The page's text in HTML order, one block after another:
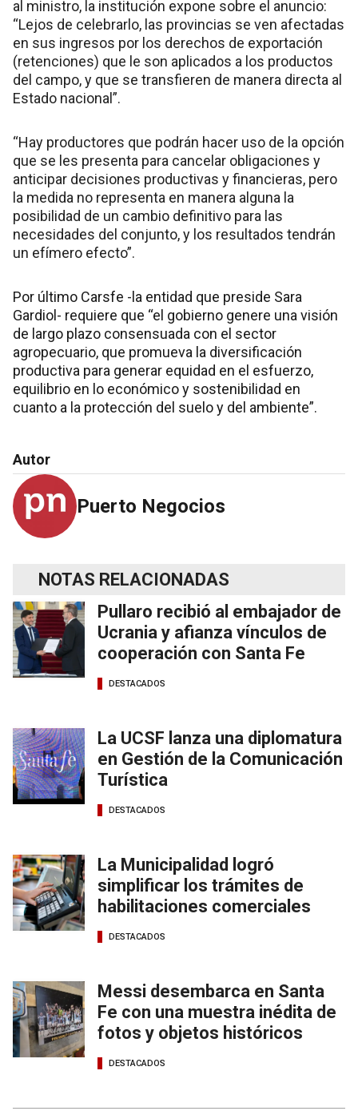
al ministro, la institución expone sobre el anuncio:
“Lejos de celebrarlo, las provincias se ven afectadas
en sus ingresos por los derechos de exportación
(retenciones) que le son aplicados a los productos
del campo, y que se transfieren de manera directa al
Estado nacional”.
“Hay productores que podrán hacer uso de la opción
que se les presenta para cancelar obligaciones y
anticipar decisiones productivas y financieras, pero
la medida no representa en manera alguna la
posibilidad de un cambio definitivo para las
necesidades del conjunto, y los resultados tendrán
un efímero efecto”.
Por último Carsfe -la entidad que preside Sara
Gardiol- requiere que “el gobierno genere una visión
de largo plazo consensuada con el sector
agropecuario, que promueva la diversificación
productiva para generar equidad en el esfuerzo,
equilibrio en lo económico y sostenibilidad en
cuanto a la protección del suelo y del ambiente”.
Autor
Puerto Negocios
NOTAS RELACIONADAS
Pullaro recibió al embajador de
Ucrania y afianza vínculos de
cooperación con Santa Fe
DESTACADOS
La UCSF lanza una diplomatura
en Gestión de la Comunicación
Turística
DESTACADOS
La Municipalidad logró
simplificar los trámites de
habilitaciones comerciales
DESTACADOS
Messi desembarca en Santa
Fe con una muestra inédita de
fotos y objetos históricos
DESTACADOS